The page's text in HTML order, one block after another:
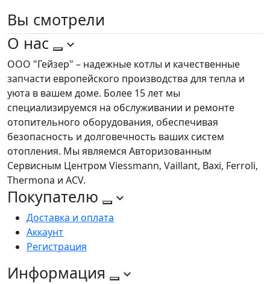
Вы смотрели
О нас
ООО "Гейзер" – надежные котлы и качественные
запчасти европейского производства для тепла и
уюта в вашем доме. Более 15 лет мы
специализируемся на обслуживании и ремонте
отопительного оборудования, обеспечивая
безопасность и долговечность ваших систем
отопления. Мы являемся Авторизованным
Сервисным Центром Viessmann, Vaillant, Baxi, Ferroli,
Thermona и ACV.
Покупателю
Доставка и оплата
Аккаунт
Регистрация
Информация